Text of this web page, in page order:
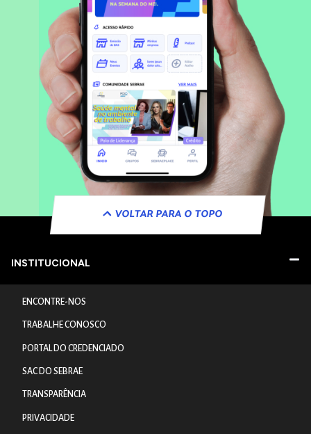
VOLTAR PARA O TOPO
INSTITUCIONAL
ENCONTRE-NOS
TRABALHE CONOSCO
PORTAL DO CREDENCIADO
SAC DO SEBRAE
TRANSPARÊNCIA
PRIVACIDADE